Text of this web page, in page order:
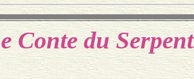
Conte du Serpent